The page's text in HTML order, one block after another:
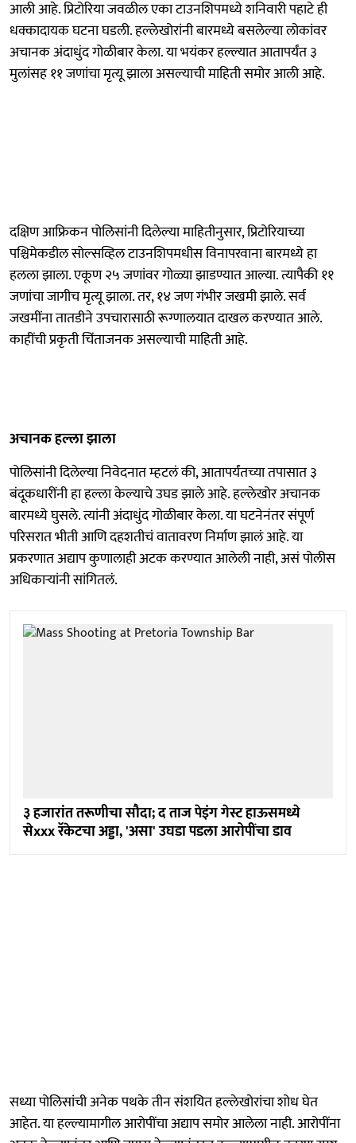
आली आहे. प्रिटोरिया जवळील एका टाउनशिपमध्ये शनिवारी पहाटे ही
धक्कादायक घटना घडली. हल्लेखोरांनी बारमध्ये बसलेल्या लोकांवर
अचानक अंदाधुंद गोळीबार केला. या भयंकर हल्ल्यात आतापर्यंत ३
मुलांसह ११ जणांचा मृत्यू झाला असल्याची माहिती समोर आली आहे.
दक्षिण आफ्रिकन पोलिसांनी दिलेल्या माहितीनुसार, प्रिटोरियाच्या
पश्चिमेकडील सोल्सव्हिल टाउनशिपमधीस विनापरवाना बारमध्ये हा
हलला झाला. एकूण २५ जणांवर गोळ्या झाडण्यात आल्या. त्यापैकी ११
जणांचा जागीच मृत्यू झाला. तर, १४ जण गंभीर जखमी झाले. सर्व
जखमींना तातडीने उपचारासाठी रूग्णालयात दाखल करण्यात आले.
काहींची प्रकृती चिंताजनक असल्याची माहिती आहे.
अचानक हल्ला झाला
पोलिसांनी दिलेल्या निवेदनात म्हटलं की, आतापर्यंतच्या तपासात ३
बंदूकधारींनी हा हल्ला केल्याचे उघड झाले आहे. हल्लेखोर अचानक
बारमध्ये घुसले. त्यांनी अंदाधुंद गोळीबार केला. या घटनेनंतर संपूर्ण
परिसरात भीती आणि दहशतीचं वातावरण निर्माण झालं आहे. या
प्रकरणात अद्याप कुणालाही अटक करण्यात आलेली नाही, असं पोलीस
अधिकाऱ्यांनी सांगितलं.
३ हजारांत तरूणीचा सौदा; द ताज पेइंग गेस्ट हाऊसमध्ये
सेxxx रॅकेटचा अड्डा, 'असा' उघडा पडला आरोपींचा डाव
सध्या पोलिसांची अनेक पथके तीन संशयित हल्लेखोरांचा शोध घेत
आहेत. या हल्ल्यामागील आरोपींचा अद्याप समोर आलेला नाही. आरोपींना